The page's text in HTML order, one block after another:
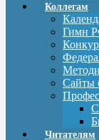
Коллегам
Гимн
Сайты
Читателям